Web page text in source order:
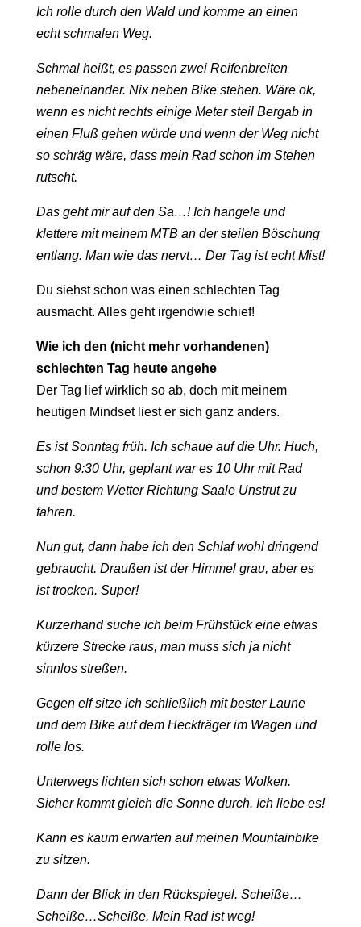
Ich rolle durch den Wald und komme an einen
echt schmalen Weg.
Schmal heißt, es passen zwei Reifenbreiten
nebeneinander. Nix neben Bike stehen. Wäre ok,
wenn es nicht rechts einige Meter steil Bergab in
einen Fluß gehen würde und wenn der Weg nicht
so schräg wäre, dass mein Rad schon im Stehen
rutscht.
Das geht mir auf den Sa…! Ich hangele und
klettere mit meinem MTB an der steilen Böschung
entlang. Man wie das nervt… Der Tag ist echt Mist!
Du siehst schon was einen schlechten Tag
ausmacht. Alles geht irgendwie schief!
Wie ich den (nicht mehr vorhandenen)
schlechten Tag heute angehe
Der Tag lief wirklich so ab, doch mit meinem
heutigen Mindset liest er sich ganz anders.
Es ist Sonntag früh. Ich schaue auf die Uhr. Huch,
schon 9:30 Uhr, geplant war es 10 Uhr mit Rad
und bestem Wetter Richtung Saale Unstrut zu
fahren.
Nun gut, dann habe ich den Schlaf wohl dringend
gebraucht. Draußen ist der Himmel grau, aber es
ist trocken. Super!
Kurzerhand suche ich beim Frühstück eine etwas
kürzere Strecke raus, man muss sich ja nicht
sinnlos streßen.
Gegen elf sitze ich schließlich mit bester Laune
und dem Bike auf dem Heckträger im Wagen und
rolle los.
Unterwegs lichten sich schon etwas Wolken.
Sicher kommt gleich die Sonne durch. Ich liebe es!
Kann es kaum erwarten auf meinen Mountainbike
zu sitzen.
Dann der Blick in den Rückspiegel. Scheiße…
Scheiße…Scheiße. Mein Rad ist weg!